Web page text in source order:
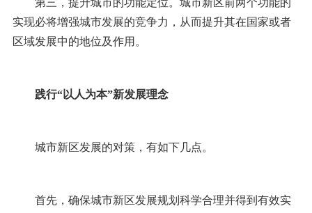
第三，提升城市的功能定位。城市新区前两个功能的
实现必将增强城市发展的竞争力，从而提升其在国家或者
区域发展中的地位及作用。
践行“以人为本”新发展理念
城市新区发展的对策，有如下几点。
首先，确保城市新区发展规划科学合理并得到有效实